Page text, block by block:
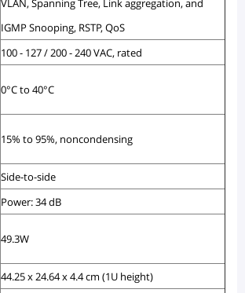
IGMP Snooping, RSTP, QoS
100 - 127 / 200 - 240 VAC, rated
0°C to 40°C
15% to 95%, noncondensing
Side-to-side
Power: 34 dB
49.3W
44.25 x 24.64 x 4.4 cm (1U height)